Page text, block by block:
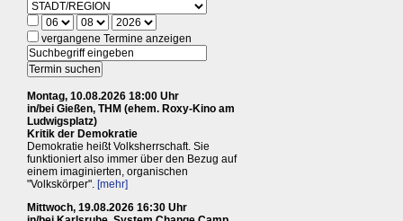
vergangene Termine anzeigen
Montag, 10.08.2026 18:00 Uhr
in/bei Gießen, THM (ehem. Roxy-Kino am
Ludwigsplatz)
Kritik der Demokratie
Demokratie heißt Volksherrschaft. Sie
funktioniert also immer über den Bezug auf
einem imaginierten, organischen
"Volkskörper". [mehr]
Mittwoch, 19.08.2026 16:30 Uhr